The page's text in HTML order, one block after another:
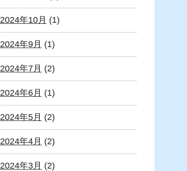
2024年10月 (1)
2024年9月 (1)
2024年7月 (2)
2024年6月 (1)
2024年5月 (2)
2024年4月 (2)
2024年3月 (2)